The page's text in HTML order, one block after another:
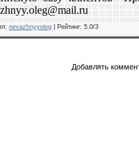
: nevazhnyyoleg Рейтинг: 5.0/3
Добавлять